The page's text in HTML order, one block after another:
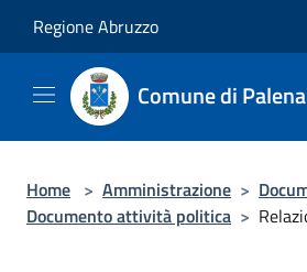
Regione Abruzzo
Comune di Palena
Home > Amministrazione >
Documento attività politica >